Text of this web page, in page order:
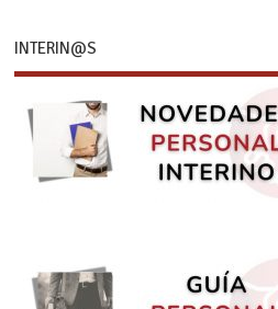
INTERIN@S